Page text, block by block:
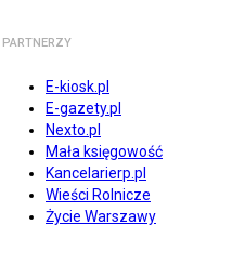
PARTNERZY
E-kiosk.pl
E-gazety.pl
Nexto.pl
Mała księgowość
Kancelarierp.pl
Wieści Rolnicze
Życie Warszawy